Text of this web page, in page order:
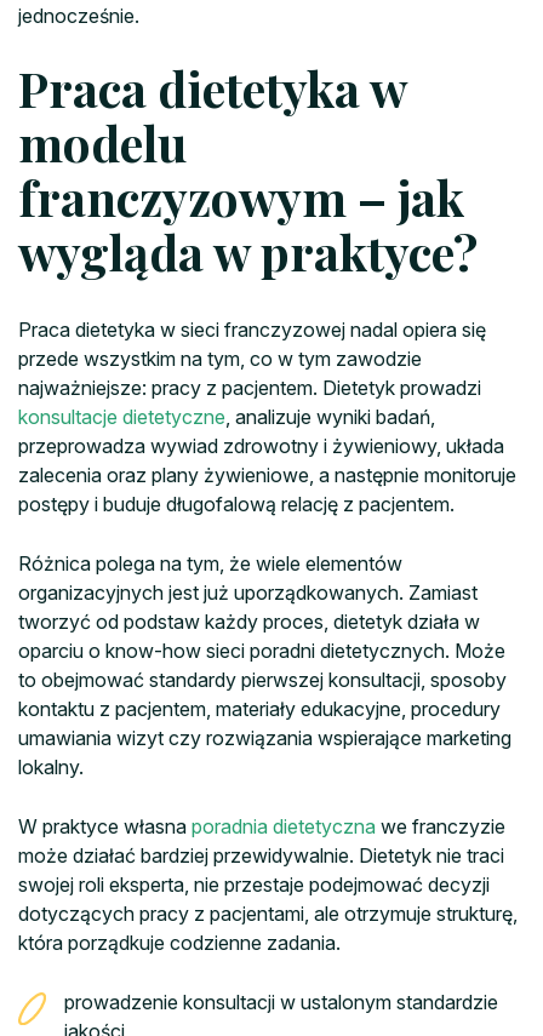
jednocześnie.
Praca dietetyka w
modelu
franczyzowym – jak
wygląda w praktyce?
Praca dietetyka w sieci franczyzowej nadal opiera się
przede wszystkim na tym, co w tym zawodzie
najważniejsze: pracy z pacjentem. Dietetyk prowadzi
konsultacje dietetyczne , analizuje wyniki badań,
przeprowadza wywiad zdrowotny i żywieniowy, układa
zalecenia oraz plany żywieniowe, a następnie monitoruje
postępy i buduje długofalową relację z pacjentem.
Różnica polega na tym, że wiele elementów
organizacyjnych jest już uporządkowanych. Zamiast
tworzyć od podstaw każdy proces, dietetyk działa w
oparciu o know-how sieci poradni dietetycznych. Może
to obejmować standardy pierwszej konsultacji, sposoby
kontaktu z pacjentem, materiały edukacyjne, procedury
umawiania wizyt czy rozwiązania wspierające marketing
lokalny.
W praktyce własna poradnia dietetyczna we franczyzie
może działać bardziej przewidywalnie. Dietetyk nie traci
swojej roli eksperta, nie przestaje podejmować decyzji
dotyczących pracy z pacjentami, ale otrzymuje strukturę,
która porządkuje codzienne zadania.
prowadzenie konsultacji w ustalonym standardzie
jakości,